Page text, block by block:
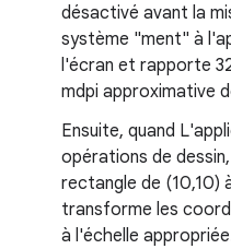
désactivé avant la
système "ment" à
l'écran et rapporte
mdpi approximative
Ensuite, quand
opérations de
rectangle de (10,10)
transforme les
à l'échelle